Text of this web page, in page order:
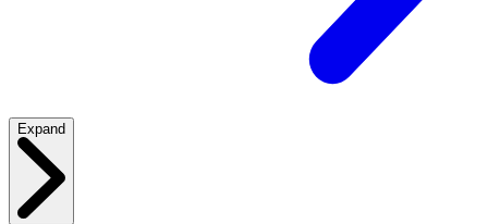
Expand